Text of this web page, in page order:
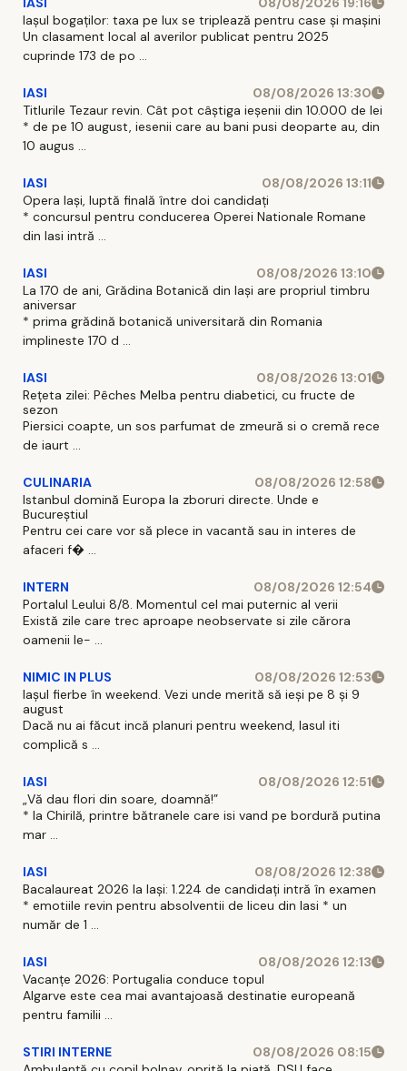
Iașul bogaților: taxa pe lux se triplează pentru case și mașini
Un clasament local al averilor publicat pentru 2025
cuprinde 173 de po ...
IASI
08/08/2026 13:30
Titlurile Tezaur revin. Cât pot câștiga ieșenii din 10.000 de lei
* de pe 10 august, iesenii care au bani pusi deoparte au, din
10 augus ...
IASI
08/08/2026 13:11
Opera Iași, luptă finală între doi candidați
* concursul pentru conducerea Operei Nationale Romane
din Iasi intră ...
IASI
08/08/2026 13:10
La 170 de ani, Grădina Botanică din Iași are propriul timbru
aniversar
* prima grădină botanică universitară din Romania
implineste 170 d ...
IASI
08/08/2026 13:01
Rețeta zilei: Pêches Melba pentru diabetici, cu fructe de
sezon
Piersici coapte, un sos parfumat de zmeură si o cremă rece
de iaurt ...
CULINARIA
08/08/2026 12:58
Istanbul domină Europa la zboruri directe. Unde e
Bucureștiul
Pentru cei care vor să plece in vacantă sau in interes de
afaceri f� ...
INTERN
08/08/2026 12:54
Portalul Leului 8/8. Momentul cel mai puternic al verii
Există zile care trec aproape neobservate si zile cărora
oamenii le- ...
NIMIC IN PLUS
08/08/2026 12:53
Iașul fierbe în weekend. Vezi unde merită să ieși pe 8 și 9
august
Dacă nu ai făcut incă planuri pentru weekend, Iasul iti
complică s ...
IASI
08/08/2026 12:51
„Vă dau flori din soare, doamnă!”
* la Chirilă, printre bătranele care isi vand pe bordură putina
mar ...
IASI
08/08/2026 12:38
Bacalaureat 2026 la Iași: 1.224 de candidați intră în examen
* emotiile revin pentru absolventii de liceu din Iasi * un
număr de 1 ...
IASI
08/08/2026 12:13
Vacanțe 2026: Portugalia conduce topul
Algarve este cea mai avantajoasă destinatie europeană
pentru familii ...
STIRI INTERNE
08/08/2026 08:15